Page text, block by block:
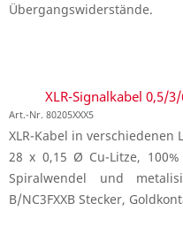
Übergangswiderstände.
XLR-Signalkabel 0,5/
Art.-Nr. 80205XXX5
XLR-Kabel in verschiedenen
28 x 0,15 Ø Cu-Litze,
Spiralwendel und
B/NC3FXXB Stecker,